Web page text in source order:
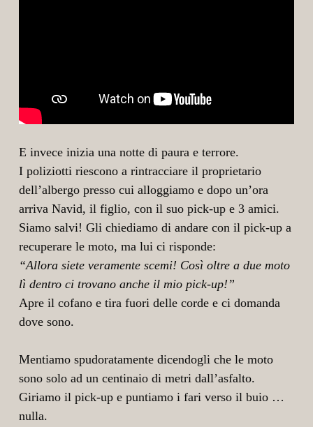
E invece inizia una notte di paura e terrore.
I poliziotti riescono a rintracciare il proprietario
dell’albergo presso cui alloggiamo e dopo un’ora
arriva Navid, il figlio, con il suo pick-up e 3 amici.
Siamo salvi! Gli chiediamo di andare con il pick-up a
recuperare le moto, ma lui ci risponde:
“Allora siete veramente scemi! Così oltre a due moto
lì dentro ci trovano anche il mio pick-up!”
Apre il cofano e tira fuori delle corde e ci domanda
dove sono.
Mentiamo spudoratamente dicendogli che le moto
sono solo ad un centinaio di metri dall’asfalto.
Giriamo il pick-up e puntiamo i fari verso il buio …
nulla.